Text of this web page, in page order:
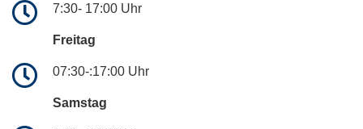
7:30- 17:00 Uhr
Freitag
07:30-:17:00 Uhr
Samstag